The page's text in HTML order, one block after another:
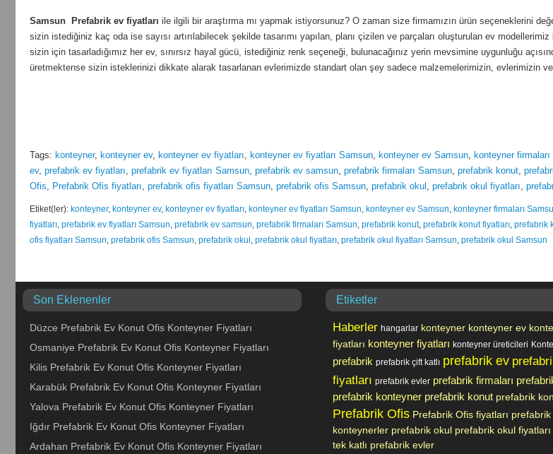
Samsun Prefabrik ev fiyatları ile ilgili bir araştırma mı yapmak istiyorsunuz? O zaman size firmamızın ürün seçeneklerini
sizin istediğiniz kaç oda ise sayısı artırılabilecek şekilde tasarımı yapılan, planı çizilen ve parçaları oluşturulan ev
sizin için tasarladığımız her ev, sınırsız hayal gücü, istediğiniz renk seçeneği, bulunacağınız yerin mevsimine uygunluğu
üretmektense sizin isteklerinizi dikkate alarak tasarlanan evlerimizde standart olan şey sadece malzemelerimizin, evlerimizin
Tags: konteyner, konteyner ev, konteyner ev fiyatları, konteyner ev fiyatları Samsun, konteyner ev Samsun, konteyner
ev, prefabrik ev fiyatları, prefabrik ev fiyatları Samsun, prefabrik ev samsun, prefabrik firmaları Samsun, prefabrik konut,
Ofis, Prefabrik Ofis fiyatları, prefabrik ofis fiyatları Samsun, prefabrik ofis Samsun, prefabrik okul , prefabrik okul fiyatları,
Etiket(ler): konteyner, konteyner ev, konteyner ev fiyatları, konteyner ev fiyatları Samsun, konteyner ev Samsun, konteyner firmaları
fiyatları, prefabrik ev fiyatları Samsun, prefabrik ev samsun, prefabrik firmaları Samsun, prefabrik konut, prefabrik konut fiyatları, prefabrik
ofis fiyatları Samsun, prefabrik ofis Samsun, prefabrik okul , prefabrik okul fiyatları, prefabrik okul fiyatları Samsun, prefabrik okul Samsun
Son Eklenenler
Düzce Prefabrik Ev Konut Ofis Konteyner Fiyatları
Osmaniye Prefabrik Ev Konut Ofis Konteyner Fiyatları
Kilis Prefabrik Ev Konut Ofis Konteyner Fiyatları
Karabük Prefabrik Ev Konut Ofis Konteyner Fiyatları
Yalova Prefabrik Ev Konut Ofis Konteyner Fiyatları
Iğdır Prefabrik Ev Konut Ofis Konteyner Fiyatları
Ardahan Prefabrik Ev Konut Ofis Konteyner Fiyatları
Etiketler
Haberler hangarlar konteyner konteyner ev
fiyatları konteyner fiyatları konteyner üreticileri
prefabrik prefabrik çift katlı prefabrik ev
fiyatları prefabrik evler prefabrik firmaları
prefabrik konteyner prefabrik konut prefabrik
Prefabrik Ofis Prefabrik Ofis fiyatları prefabrik
konteynerler prefabrik okul prefabrik okul fiyatları
tek katlı prefabrik evler